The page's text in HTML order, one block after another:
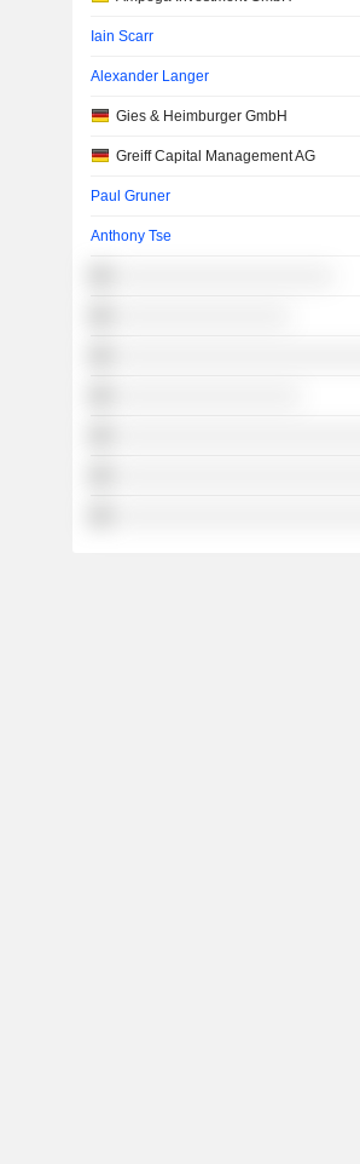
Iain Scarr
Alexander Langer
Gies & Heimburger GmbH
Greiff Capital Management AG
Paul Gruner
Anthony Tse